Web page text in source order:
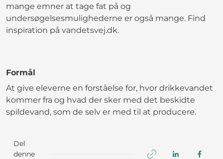
mange emner at tage fat på og
undersøgelsesmulighederne er også mange. Find
inspiration på vandetsvej.dk.
Formål
At give eleverne en forståelse for, hvor drikkevandet
kommer fra og hvad der sker med det beskidte
spildevand, som de selv er med til at producere.
Del
denne